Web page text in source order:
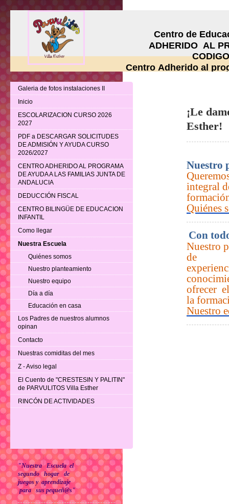
Centro de
ADHERIDO AL
CODIGO DE
Centro Adherido al
¡Le
Esther!
Nuestro
integral
Quiénes
Con
Nuestro
de
ofrecer
la
Nuestro
Galeria de fotos instalaciones II
Inicio
ESCOLARIZACION CURSO 2026
2027
PDF a DESCARGAR SOLICITUDES
DE ADMISIÓN Y AYUDA CURSO
2026/2027
CENTRO ADHERIDO AL PROGRAMA
DE AYUDA A LAS FAMILIAS JUNTA DE
ANDALUCIA
DEDUCCIÓN FISCAL
CENTRO BILINGÜE DE EDUCACION
INFANTIL
Como llegar
Nuestra Escuela
Quiénes somos
Nuestro planteamiento
Nuestro equipo
Día a día
Educación en casa
Los Padres de nuestros alumnos
opinan
Contacto
Nuestras comiditas del mes
Z - Aviso legal
El Cuento de "CRESTESIN Y PALITIN"
de PARVULITOS Villa Esther
RINCÓN DE ACTIVIDADES
"Nuestra Escuela el
segundo hogar de
juegos y aprendizaje
para sus pequeñ@s"